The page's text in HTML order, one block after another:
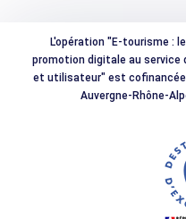
L'opération "E-tourisme :
promotion digitale au
et utilisateur" est cofinancée
Auvergne-Rhône-